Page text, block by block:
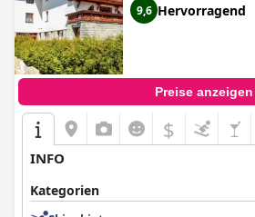
9,6 Hervorragend
Preise anzeigen
$
INFO
Kategorien